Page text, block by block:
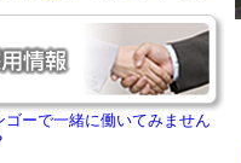
ゴーで一緒に働いてみません